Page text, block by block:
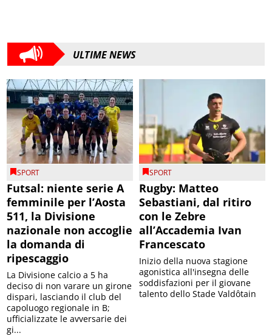
ULTIME NEWS
SPORT
Futsal: niente serie A
femminile per l’Aosta
511, la Divisione
nazionale non accoglie
la domanda di
ripescaggio
La Divisione calcio a 5 ha
deciso di non varare un girone
dispari, lasciando il club del
capoluogo regionale in B;
ufficializzate le avversarie dei
gi...
SPORT
Rugby: Matteo
Sebastiani, dal ritiro
con le Zebre
all’Accademia Ivan
Francescato
Inizio della nuova stagione
agonistica all'insegna delle
soddisfazioni per il giovane
talento dello Stade Valdôtain